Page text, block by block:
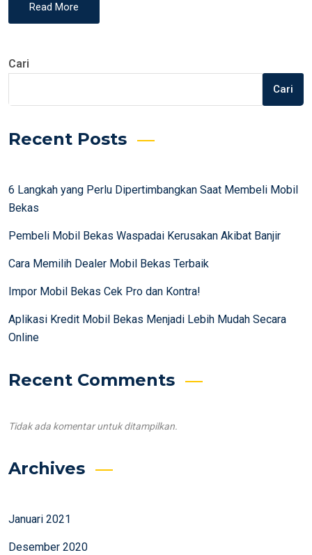
Read More
Cari
Cari
Recent Posts
6 Langkah yang Perlu Dipertimbangkan Saat Membeli Mobil
Bekas
Pembeli Mobil Bekas Waspadai Kerusakan Akibat Banjir
Cara Memilih Dealer Mobil Bekas Terbaik
Impor Mobil Bekas Cek Pro dan Kontra!
Aplikasi Kredit Mobil Bekas Menjadi Lebih Mudah Secara
Online
Recent Comments
Tidak ada komentar untuk ditampilkan.
Archives
Januari 2021
Desember 2020